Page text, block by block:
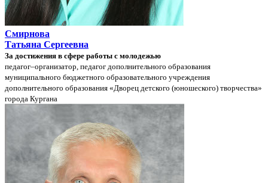
Смирнова
Татьяна Сергеевна
За достижения в сфере работы с молодежью
педагог–организатор, педагог дополнительного образования
муниципального бюджетного образовательного учреждения
дополнительного образования «Дворец детского (юношеского) творчества»
города Кургана